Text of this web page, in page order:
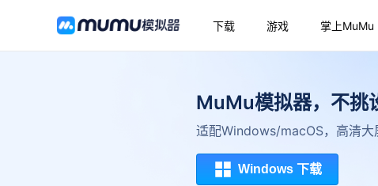
下载 游戏 掌上MuMu
MuMu模拟器，不挑
适配Windows/macOS，高清大
Windows 下载